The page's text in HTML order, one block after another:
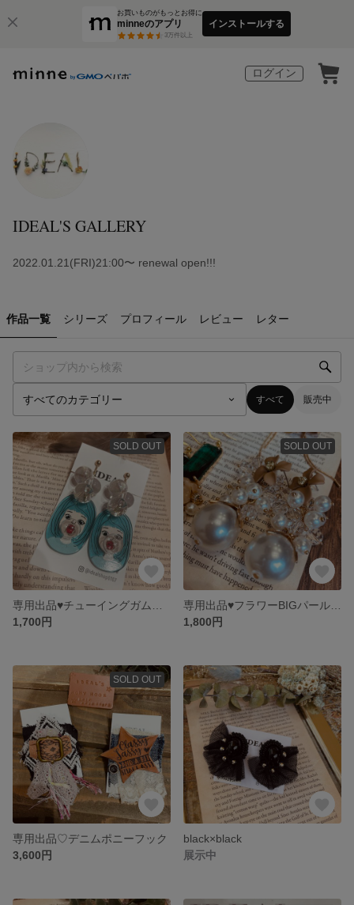
お買いものがもっとお得に
minneのアプリ
3万件以上
インストールする
ログイン
IDEAL'S GALLERY
2022.01.21(FRI)21:00〜 renewal open!!!
作品一覧 シリーズ プロフィール レビュー レター
すべて 販売中
SOLD OUT
1,700円
SOLD OUT
1,800円
SOLD OUT
専用出品♡デニムポニーフック
3,600円
black×black
展示中